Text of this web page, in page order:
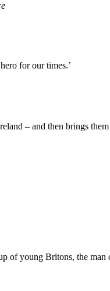
for our times.’
– and then brings
of young Britons, the man